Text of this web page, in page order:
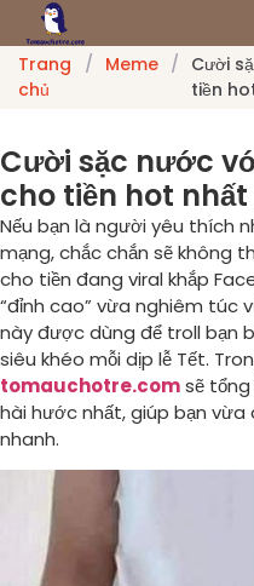
Trang
chủ
/ Meme / Cười
tiền
Cười sặc nước
cho tiền hot
Nếu bạn là người yêu thích
mạng, chắc chắn sẽ không
cho tiền đang viral khắp
“đỉnh cao” vừa nghiêm túc
này được dùng để troll bạn
siêu khéo mỗi dịp lễ Tết.
tomauchotre.comsẽ
hài hước nhất, giúp bạn
nhanh.